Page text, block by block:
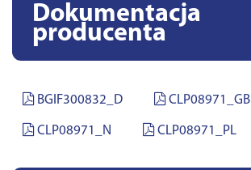
Dokumentacja
producenta
BGIF300832_D CLP08971_GB
CLP08971_N CLP08971_PL